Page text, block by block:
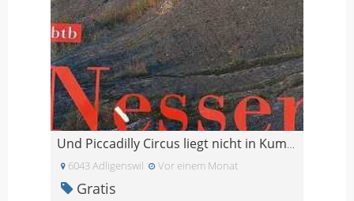
Und Piccadilly Circus liegt nicht in Kumla - Nesse
6043 Adligenswil Vor einem Monat
Gratis